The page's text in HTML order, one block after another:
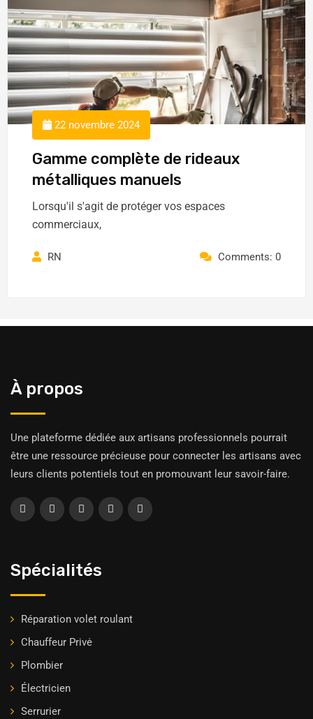
22 novembre 2024
Gamme complète de rideaux
métalliques manuels
Lorsqu'il s'agit de protéger vos espaces
commerciaux,
RN Comments: 0
À propos
Une plateforme dédiée aux artisans professionnels pourrait
être une ressource précieuse pour connecter les artisans avec
leurs clients potentiels tout en promouvant leur savoir-faire.
Spécialités
Réparation volet roulant
Chauffeur Privė
Plombier
Électricien
Serrurier